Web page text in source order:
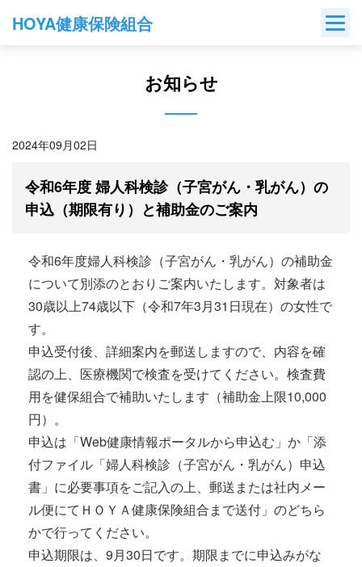
HOYA健康保険組合
お知らせ
2024年09月02日
令和6年度 婦人科検診（子宮がん・乳がん）の
申込（期限有り）と補助金のご案内
令和6年度婦人科検診（子宮がん・乳がん）の補助金
について別添のとおりご案内いたします。対象者は
30歳以上74歳以下（令和7年3月31日現在）の女性で
す。
申込受付後、詳細案内を郵送しますので、内容を確
認の上、医療機関で検査を受けてください。検査費
用を健保組合で補助いたします（補助金上限10,000
円）。
申込は「Web健康情報ポータルから申込む」か「添
付ファイル「婦人科検診（子宮がん・乳がん）申込
書」に必要事項をご記入の上、郵送または社内メー
ル便にてＨＯＹＡ健康保険組合まで送付」のどちら
かで行ってください。
申込期限は、9月30日です。期限までに申込みがな